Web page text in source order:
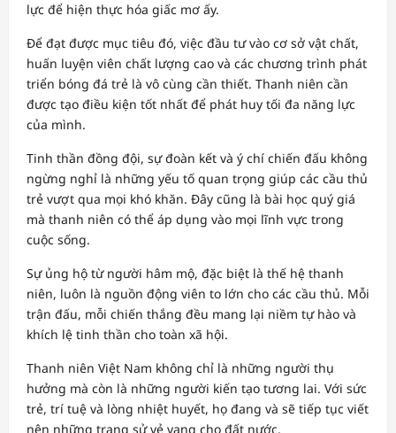
lực để hiện thực hóa giấc mơ ấy.
Để đạt được mục tiêu đó, việc đầu tư vào cơ sở vật chất,
huấn luyện viên chất lượng cao và các chương trình phát
triển bóng đá trẻ là vô cùng cần thiết. Thanh niên cần
được tạo điều kiện tốt nhất để phát huy tối đa năng lực
của mình.
Tinh thần đồng đội, sự đoàn kết và ý chí chiến đấu không
ngừng nghỉ là những yếu tố quan trọng giúp các cầu thủ
trẻ vượt qua mọi khó khăn. Đây cũng là bài học quý giá
mà thanh niên có thể áp dụng vào mọi lĩnh vực trong
cuộc sống.
Sự ủng hộ từ người hâm mộ, đặc biệt là thế hệ thanh
niên, luôn là nguồn động viên to lớn cho các cầu thủ. Mỗi
trận đấu, mỗi chiến thắng đều mang lại niềm tự hào và
khích lệ tinh thần cho toàn xã hội.
Thanh niên Việt Nam không chỉ là những người thụ
hưởng mà còn là những người kiến tạo tương lai. Với sức
trẻ, trí tuệ và lòng nhiệt huyết, họ đang và sẽ tiếp tục viết
nên những trang sử vẻ vang cho đất nước.